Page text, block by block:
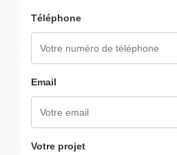
Téléphone
Email
Votre projet